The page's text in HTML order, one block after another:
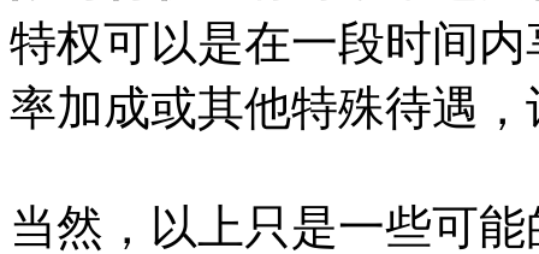
特权可以是在一段时间
率加成或其他特殊待遇
当然，以上只是一些可